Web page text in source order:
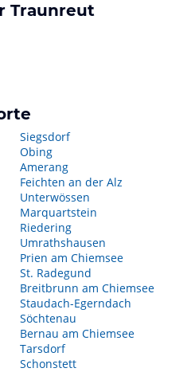
Traunreut
Siegsdorf
Obing
Amerang
Feichten an der Alz
Unterwössen
Marquartstein
Riedering
Umrathshausen
Prien am Chiemsee
St. Radegund
Breitbrunn am Chiemsee
Staudach-Egerndach
Söchtenau
Bernau am Chiemsee
Tarsdorf
Schonstett